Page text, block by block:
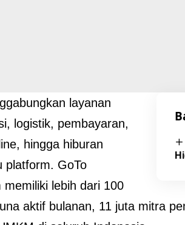
layanan
logistik, pembayaran,
hingga hiburan
platform. GoTo
memiliki lebih dari 100
aktif bulanan, 11 juta mitra